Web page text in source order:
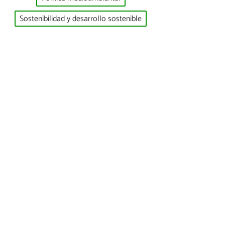
Sostenibilidad y desarrollo sostenible